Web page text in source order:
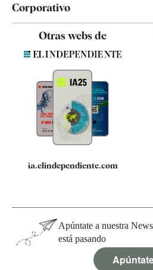
Corporativo
Quiénes somos
Especificaciones
Otras webs de
ia.elindependiente.com
Apúntate a nuestra
está pasando